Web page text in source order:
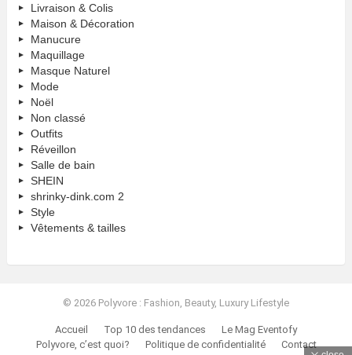
Livraison & Colis
Maison & Décoration
Manucure
Maquillage
Masque Naturel
Mode
Noël
Non classé
Outfits
Réveillon
Salle de bain
SHEIN
shrinky-dink.com 2
Style
Vêtements & tailles
© 2026 Polyvore : Fashion, Beauty, Luxury Lifestyle
Accueil Top 10 des tendances
Le Mag Eventofy
Polyvore, c’est quoi?
Politique de confidentialité Contact